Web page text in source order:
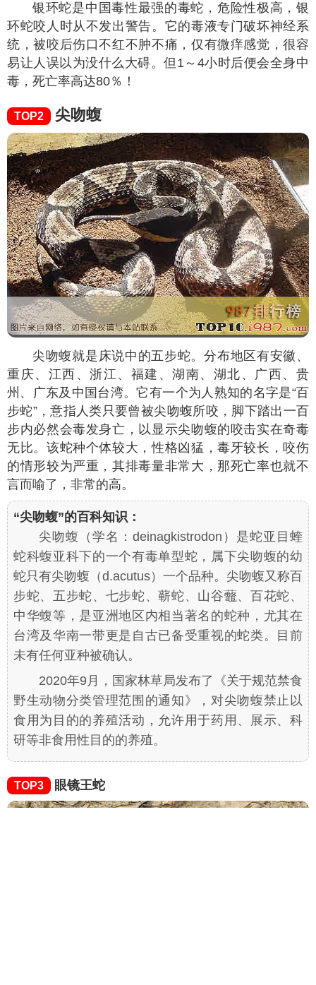
银环蛇是中国毒性最强的毒蛇，危险性极高，银
环蛇咬人时从不发出警告。它的毒液专门破坏神经系
统，被咬后伤口不红不肿不痛，仅有微痒感觉，很容
易让人误以为没什么大碍。但1～4小时后便会全身中
毒，死亡率高达80％！
TOP2 尖吻蝮
尖吻蝮就是床说中的五步蛇。分布地区有安徽、
重庆、江西、浙江、福建、湖南、湖北、广西、贵
州、广东及中国台湾。它有一个为人熟知的名字是“百
步蛇”，意指人类只要曾被尖吻蝮所咬，脚下踏出一百
步内必然会毒发身亡，以显示尖吻蝮的咬击实在奇毒
无比。该蛇种个体较大，性格凶猛，毒牙较长，咬伤
的情形较为严重，其排毒量非常大，那死亡率也就不
言而喻了，非常的高。
“尖吻蝮”的百科知识：
尖吻蝮（学名： deinagkistrodon ）是蛇亚目蝰
蛇科蝮亚科下的一个有毒单型蛇，属下尖吻蝮的幼
蛇只有尖吻蝮（d.acutus）一个品种。尖吻蝮又称百
步蛇、五步蛇、七步蛇、蕲蛇、山谷虌、百花蛇、
中华蝮等，是亚洲地区内相当著名的蛇种，尤其在
台湾及华南一带更是自古已备受重视的蛇类。目前
未有任何亚种被确认。
2020年9月，国家林草局发布了《关于规范禁食
野生动物分类管理范围的通知》，对尖吻蝮禁止以
食用为目的的养殖活动，允许用于药用、展示、科
研等非食用性目的的养殖。
TOP3 眼镜王蛇